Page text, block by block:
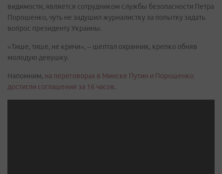
видимости, является сотрудником службы безопасности Петра
Порошенко, чуть не задушил журналистку за попытку задать
вопрос президенту Украины.
«Тише, тише, не кричи», – шептал охранник, крепко обняв
молодую девушку.
Напомним, на переговорах в Минске Путин и Порошенко
достигли соглашения за 16 часов.